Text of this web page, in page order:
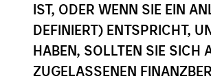
IST, ODER WENN SIE EIN
DEFINIERT) ENTSPRICHT,
HABEN, SOLLTEN SIE SICH
ZUGELASSENEN